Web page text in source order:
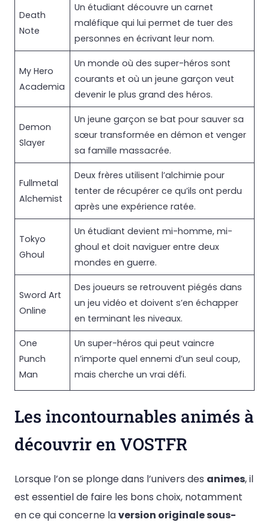
Death
Note
Un étudiant découvre un carnet
maléfique qui lui permet de tuer des
personnes en écrivant leur nom.
My Hero
Academia
Un monde où des super-héros sont
courants et où un jeune garçon veut
devenir le plus grand des héros.
Demon
Slayer
Un jeune garçon se bat pour sauver sa
sœur transformée en démon et venger
sa famille massacrée.
Fullmetal
Alchemist
Deux frères utilisent l’alchimie pour
tenter de récupérer ce qu’ils ont perdu
après une expérience ratée.
Tokyo
Ghoul
Un étudiant devient mi-homme, mi-
ghoul et doit naviguer entre deux
mondes en guerre.
Sword Art
Online
Des joueurs se retrouvent piégés dans
un jeu vidéo et doivent s’en échapper
en terminant les niveaux.
One
Punch
Man
Un super-héros qui peut vaincre
n’importe quel ennemi d’un seul coup,
mais cherche un vrai défi.
Les incontournables animés à
découvrir en VOSTFR
Lorsque l’on se plonge dans l’univers des animes, il
est essentiel de faire les bons choix, notamment
en ce qui concerne laversion originale sous-